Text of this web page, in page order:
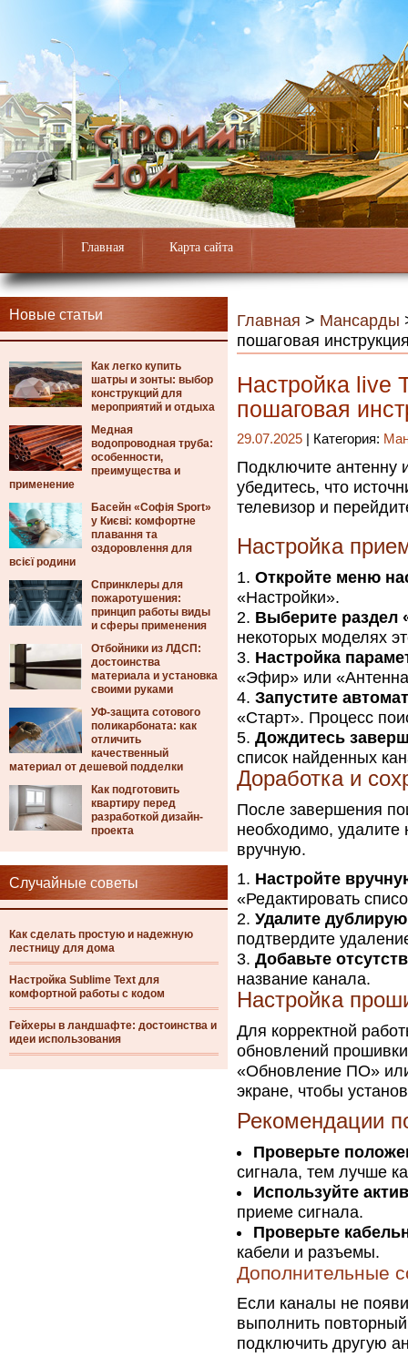
Главная Карта сайта
Новые статьи
Как легко купить
шатры и зонты: выбор
конструкций для
мероприятий и отдыха
Медная
водопроводная труба:
особенности,
преимущества и
применение
Басейн «Софія Sport»
у Києві: комфортне
плавання та
оздоровлення для
всієї родини
Спринклеры для
пожаротушения:
принцип работы виды
и сферы применения
Отбойники из ЛДСП:
достоинства
материала и установка
своими руками
УФ-защита сотового
поликарбоната: как
отличить
качественный
материал от дешевой подделки
Как подготовить
квартиру перед
разработкой дизайн-
проекта
Случайные советы
Как сделать простую и надежную
лестницу для дома
Настройка Sublime Text для
комфортной работы с кодом
Гейхеры в ландшафте: достоинства и
идеи использования
Главная > Мансарды
пошаговая
Настройка live
пошаговая
29.07.2025 | Категория:
Подключите антенну
убедитесь, что
телевизор и
Настройка
Откройте меню
«Настройки».
Выберите раздел
некоторых моделях
Настройка
«Эфир» или
Запустите
«Старт». Процесс
Дождитесь
список найденных
Доработка и
После завершения
необходимо,
вручную.
Настройте
«Редактировать
Удалите
подтвердите
Добавьте
название канала.
Настройка
Для корректной
обновлений
«Обновление ПО»
экране, чтобы
Рекомендации
Проверьте
сигнала, тем лучше
Используйте
приеме сигнала.
Проверьте
кабели и разъемы.
Дополнительные
Если каналы не
выполнить
подключить другую